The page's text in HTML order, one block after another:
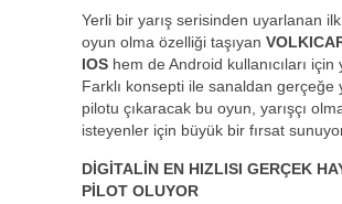
Yerli bir yarış serisinden uyarlanan
oyun olma özelliği taşıyan
IOS hem de Android kullanıcıları için
Farklı konsepti ile sanaldan gerçeğe
pilotu çıkaracak bu oyun, yarışçı
isteyenler için büyük bir fırsat
DİGİTALİN EN HIZLISI GERÇEK
PİLOT OLUYOR